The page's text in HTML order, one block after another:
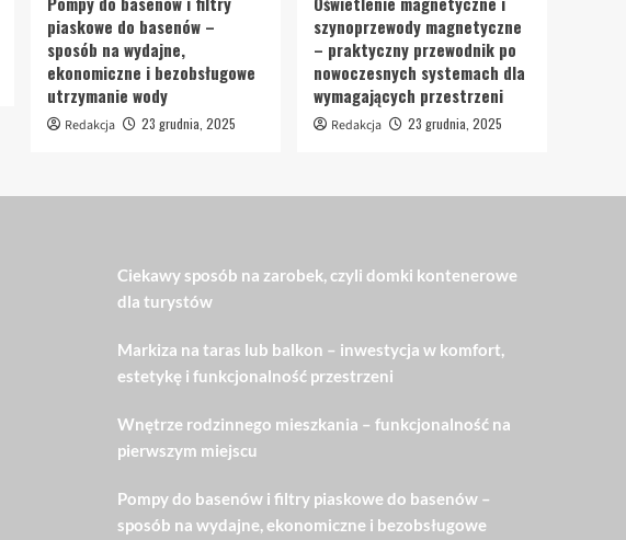
piaskowe do basenów –
sposób na wydajne,
ekonomiczne i bezobsługowe
utrzymanie wody
Redakcja 23 grudnia, 2025
szynoprzewody magnetyczne
– praktyczny przewodnik po
nowoczesnych systemach dla
wymagających przestrzeni
Redakcja 23 grudnia, 2025
Ciekawy sposób na zarobek, czyli domki kontenerowe
dla turystów
Markiza na taras lub balkon – inwestycja w komfort,
estetykę i funkcjonalność przestrzeni
Wnętrze rodzinnego mieszkania – funkcjonalność na
pierwszym miejscu
Pompy do basenów i filtry piaskowe do basenów –
sposób na wydajne, ekonomiczne i bezobsługowe